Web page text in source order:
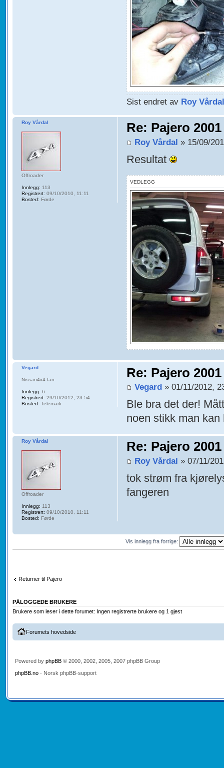
Sist endret av Roy
Re: Pajero
Roy Vårdal » 15/09/
Resultat
VEDLEGG
Roy Vårdal
Offroader
Innlegg: 113
Registrert: 09/10/2010, 11:11
Bosted: Førde
Re: Pajero
Vegard » 01/11/2012,
Ble bra det der!
noen stikk man
Vegard
Nissan4x4 fan
Innlegg: 6
Registrert: 29/10/2012, 23:54
Bosted: Telemark
Re: Pajero
Roy Vårdal » 07/11/
tok strøm fra
fangeren
Roy Vårdal
Offroader
Innlegg: 113
Registrert: 09/10/2010, 11:11
Bosted: Førde
Vis innlegg fra forrige:
Returner til Pajero
PÅLOGGEDE BRUKERE
Brukere som leser i dette forumet: Ingen registrerte brukere og 1 gjest
Forumets hovedside
Powered by phpBB© 2000, 2002, 2005, 2007 phpBB Group
phpBB.no- Norsk phpBB-support